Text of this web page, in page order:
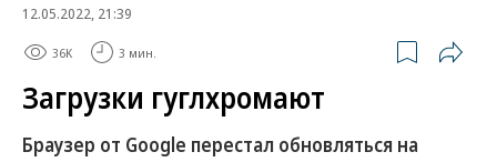
12.05.2022, 21:39
36K 3 мин.
Загрузки гуглхромают
Браузер от Google перестал обновляться на